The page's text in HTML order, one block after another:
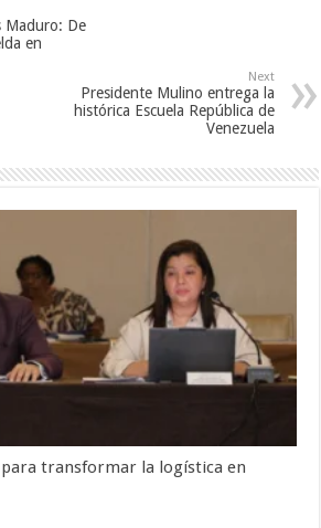
Maduro: De
en
Next
Presidente Mulino entrega la
histórica Escuela República de
Venezuela
para transformar la logística en